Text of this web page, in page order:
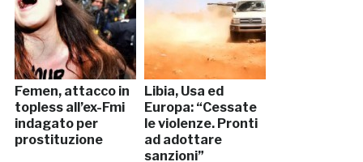
Femen, attacco in
topless all’ex-Fmi
indagato per
prostituzione
Libia, Usa ed
Europa: “Cessate
le violenze. Pronti
ad adottare
sanzioni”